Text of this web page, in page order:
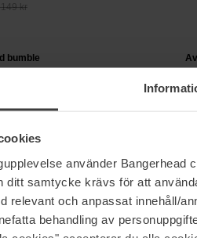
använder
ditt samtycke krävs för att
relevant och anpassat innehåll/
behandling av
kr
bumble
kr